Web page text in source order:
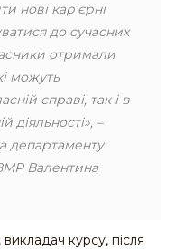
нові кар’єрні
до сучасних
отримали
можуть
справі, так і в
діяльності», –
департаменту
Валентина
курсу, після